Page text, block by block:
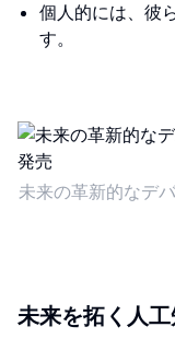
個人的には、彼
す。
未来の革新的なデ
未来を拓く人